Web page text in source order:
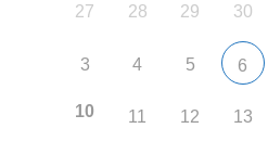
27 28 29 30
3 4 5 6
10 11 12 13